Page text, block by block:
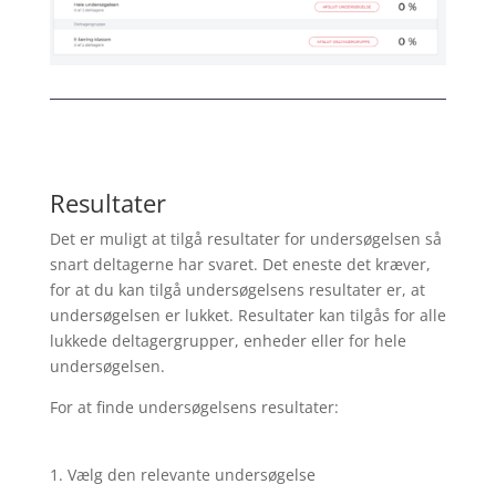
Resultater
Det er muligt at tilgå resultater for undersøgelsen så
snart deltagerne har svaret. Det eneste det kræver,
for at du kan tilgå undersøgelsens resultater er, at
undersøgelsen er lukket. Resultater kan tilgås for alle
lukkede deltagergrupper, enheder eller for hele
undersøgelsen.
For at finde undersøgelsens resultater:
Vælg den relevante undersøgelse